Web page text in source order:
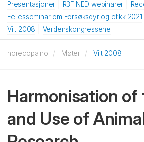
Presentasjoner
R3FINED webinarer
Fellesseminar om Forsøksdyr og etikk 2021
Vilt 2008
Verdenskongressene
norecopa.no Møter Vilt 2008
Harmonisation of
and Use of